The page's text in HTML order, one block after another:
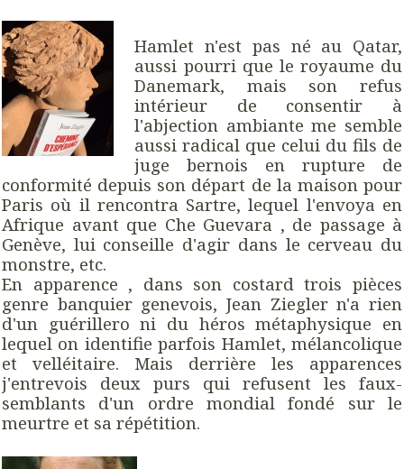
Hamlet n'est pas né au Qatar,
aussi pourri que le royaume du
Danemark, mais son refus
intérieur de consentir à
l'abjection ambiante me semble
aussi radical que celui du fils de
juge bernois en rupture de
conformité depuis son départ de la maison pour
Paris où il rencontra Sartre, lequel l'envoya en
Afrique avant que Che Guevara , de passage à
Genève, lui conseille d'agir dans le cerveau du
monstre, etc.
En apparence , dans son costard trois pièces
genre banquier genevois, Jean Ziegler n'a rien
d'un guérillero ni du héros métaphysique en
lequel on identifie parfois Hamlet, mélancolique
et velléitaire. Mais derrière les apparences
j'entrevois deux purs qui refusent les faux-
semblants d'un ordre mondial fondé sur le
meurtre et sa répétition.